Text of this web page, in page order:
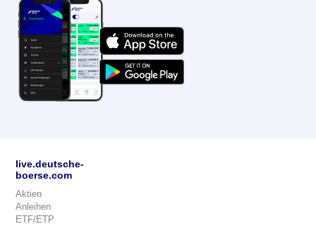
live.deutsche-
boerse.com
Aktien
Anleihen
ETF/ETP